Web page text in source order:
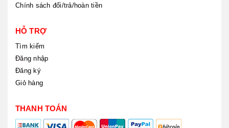
Chính sách đổi/trả/hoàn tiền
HỖ TRỢ
Tìm kiếm
Đăng nhập
Đăng ký
Giỏ hàng
THANH TOÁN